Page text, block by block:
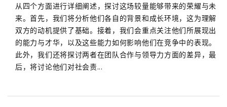
从四个方面进行详细阐述，探讨这场较量能够带来的荣耀与未
来。首先，我们将分析他们各自的背景和成长环境，这为理解
双方的动机提供了基础。接着，我们会重点关注他们所展现出
的能力与才华，以及这些能力如何影响他们在竞争中的表现。
此外，我们还将探讨两者在团队合作与领导力方面的差异，最
后，将讨论他们对社会责...